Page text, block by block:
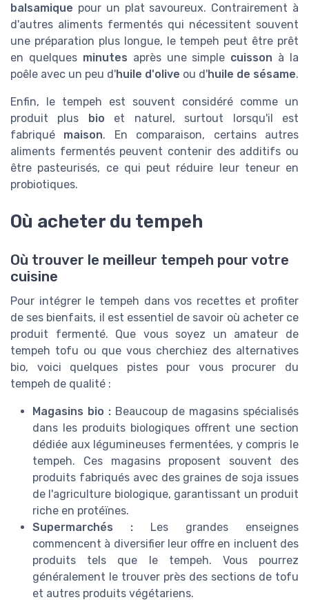
balsamique pour un plat savoureux. Contrairement à
d'autres aliments fermentés qui nécessitent souvent
une préparation plus longue, le tempeh peut être prêt
en quelques minutes après une simple cuisson à la
poêle avec un peu d'huile d'olive ou d'huile de sésame.
Enfin, le tempeh est souvent considéré comme un
produit plus bio et naturel, surtout lorsqu'il est
fabriqué maison. En comparaison, certains autres
aliments fermentés peuvent contenir des additifs ou
être pasteurisés, ce qui peut réduire leur teneur en
probiotiques.
Où acheter du tempeh
Où trouver le meilleur tempeh pour votre
cuisine
Pour intégrer le tempeh dans vos recettes et profiter
de ses bienfaits, il est essentiel de savoir où acheter ce
produit fermenté. Que vous soyez un amateur de
tempeh tofu ou que vous cherchiez des alternatives
bio, voici quelques pistes pour vous procurer du
tempeh de qualité :
Magasins bio : Beaucoup de magasins spécialisés
dans les produits biologiques offrent une section
dédiée aux légumineuses fermentées, y compris le
tempeh. Ces magasins proposent souvent des
produits fabriqués avec des graines de soja issues
de l'agriculture biologique, garantissant un produit
riche en protéïnes.
Supermarchés : Les grandes enseignes
commencent à diversifier leur offre en incluent des
produits tels que le tempeh. Vous pourrez
généralement le trouver près des sections de tofu
et autres produits végétariens.